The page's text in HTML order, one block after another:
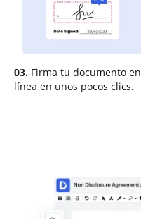
03. Firma tu documento en
línea en unos pocos clics.